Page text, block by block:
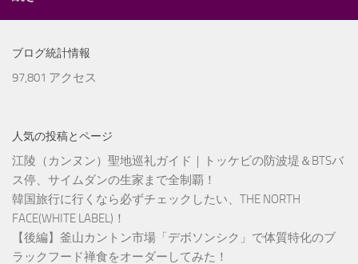
ブログ統計情報
97,801 アクセス
人気の投稿とページ
江陵（カンヌン）聖地巡礼ガイド｜トッケビの防波堤＆BTSバ
ス停、サイムダンの生家まで全制覇！
韓国旅行に行くなら必ずチェックしたい、THE NORTH
FACE(WHITE LABEL)！
【後編】釜山カントン市場「デボソンシク」で体質特化のブ
ラックフード禅食をオーダーしてみた！